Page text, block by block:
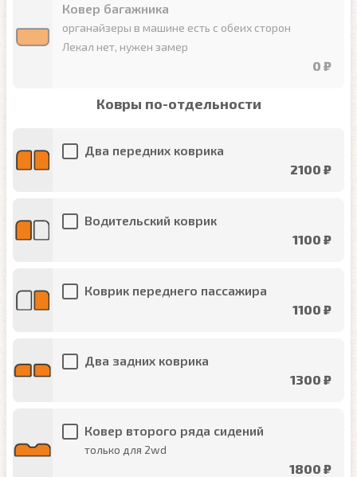
Ковер багажника
органайзеры в машине есть с обеих сторон
Лекал нет, нужен замер
0 ₽
Ковры по-отдельности
Два передних коврика
2100 ₽
Водительский коврик
1100 ₽
Коврик переднего пассажира
1100 ₽
Два задних коврика
1300 ₽
Ковер второго ряда сидений
только для 2wd
1800 ₽